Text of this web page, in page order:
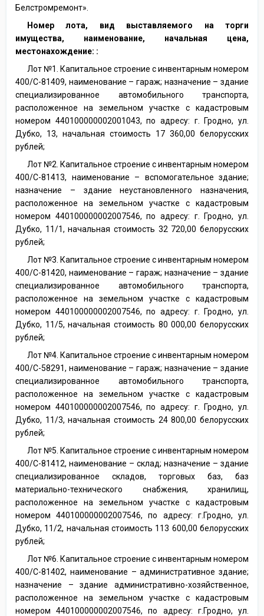
Белстромремонт».
Номер лота, вид выставляемого на торги
имущества, наименование, начальная цена,
местонахождение: :
Лот №1. Капитальное строение с инвентарным номером
400/С-81409, наименование – гараж; назначение – здание
специализированное автомобильного транспорта,
расположенное на земельном участке с кадастровым
номером 440100000002001043, по адресу: г. Гродно, ул.
Дубко, 13, начальная стоимость 17 360,00 белорусских
рублей;
Лот №2. Капитальное строение с инвентарным номером
400/С-81413, наименование – вспомогательное здание;
назначение – здание неустановленного назначения,
расположенное на земельном участке с кадастровым
номером 440100000002007546, по адресу: г. Гродно, ул.
Дубко, 11/1, начальная стоимость 32 720,00 белорусских
рублей;
Лот №3. Капитальное строение с инвентарным номером
400/С-81420, наименование – гараж; назначение – здание
специализированное автомобильного транспорта,
расположенное на земельном участке с кадастровым
номером 440100000002007546, по адресу: г. Гродно, ул.
Дубко, 11/5, начальная стоимость 80 000,00 белорусских
рублей;
Лот №4. Капитальное строение с инвентарным номером
400/С-58291, наименование – гараж; назначение – здание
специализированное автомобильного транспорта,
расположенное на земельном участке с кадастровым
номером 440100000002007546, по адресу: г. Гродно, ул.
Дубко, 11/3, начальная стоимость 24 800,00 белорусских
рублей;
Лот №5. Капитальное строение с инвентарным номером
400/С-81412, наименование – склад; назначение – здание
специализированное складов, торговых баз, баз
материально-технического снабжения, хранилищ,
расположенное на земельном участке с кадастровым
номером 440100000002007546, по адресу: г.Гродно, ул.
Дубко, 11/2, начальная стоимость 113 600,00 белорусских
рублей;
Лот №6. Капитальное строение с инвентарным номером
400/С-81402, наименование – административное здание;
назначение – здание административно-хозяйственное,
расположенное на земельном участке с кадастровым
номером 440100000002007546, по адресу: г.Гродно, ул.